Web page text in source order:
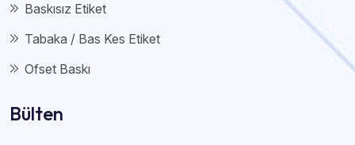
Baskısız Etiket
Tabaka / Bas Kes Etiket
Ofset Baskı
Bülten